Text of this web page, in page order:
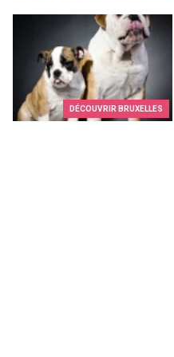
DÉCOUVRIR BRUXELLES
Het ene dier is het andere niet